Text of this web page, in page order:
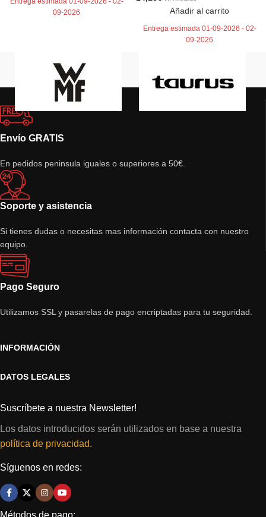
09-2026
Añadir al carrito
Entrega estimada 01-09-2026 - 02-
09-2026
Envío GRATIS
En pedidos peninsula iguales o superiores a 50€.
Soporte y asistencia
Si tienes dudas o necesitas mas información contacta con nuestro
equipo.
Pago Seguro
Utilizamos SSL y pasarelas de pago encriptadas para tu seguridad.
INFORMACIÓN
DATOS LEGALES
Suscríbete a nuestra Newsletter!
Los datos introducidos serán utilizados en base a nuestra
política de privacidad.
Síguenos en redes: